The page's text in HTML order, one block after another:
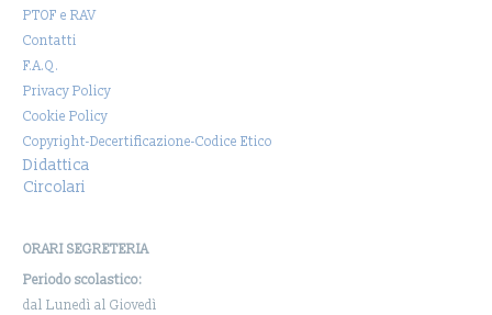
PTOF e RAV
Contatti
F.A.Q.
Privacy Policy
Cookie Policy
Copyright-Decertificazione-Codice Etico
Didattica
Circolari
ORARI SEGRETERIA
Periodo scolastico:
dal Lunedì al Giovedì